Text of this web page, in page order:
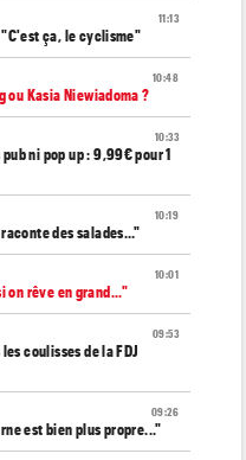
11:13
"C'est ça, le cyclisme"
10:48
ou Kasia Niewiadoma ?
10:33
ni pop up : 9,99€ pour 1
10:19
des salades…"
10:01
on rêve en grand..."
09:53
coulisses de la FDJ
09:26
est bien plus propre..."